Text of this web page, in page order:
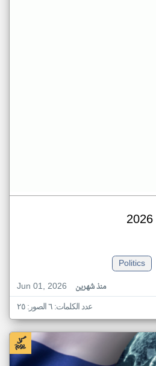
Politics
Jun 01, 2026
منذ شهرين
عدد الكلمات: ٦ الصور: ٢٥